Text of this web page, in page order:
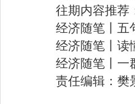
往期内容推荐
经济随笔丨五
经济随笔丨读
经济随笔丨一
责任编辑：樊